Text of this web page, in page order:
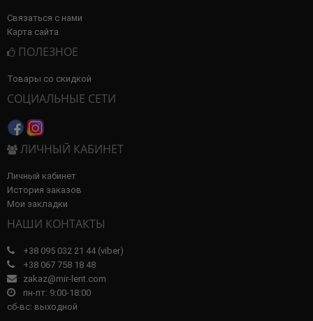
Связаться с нами
Карта сайта
ПОЛЕЗНОЕ
Товары со скидкой
СОЦИАЛЬНЫЕ СЕТИ
ЛИЧНЫЙ КАБИНЕТ
Личный кабинет
История заказов
Мои закладки
НАШИ КОНТАКТЫ
+38 095 032 21 44 (viber)
+38 067 758 18 48
zakaz@mir-lent.com
пн-пт: 9:00-18:00
сб-вс: выходной